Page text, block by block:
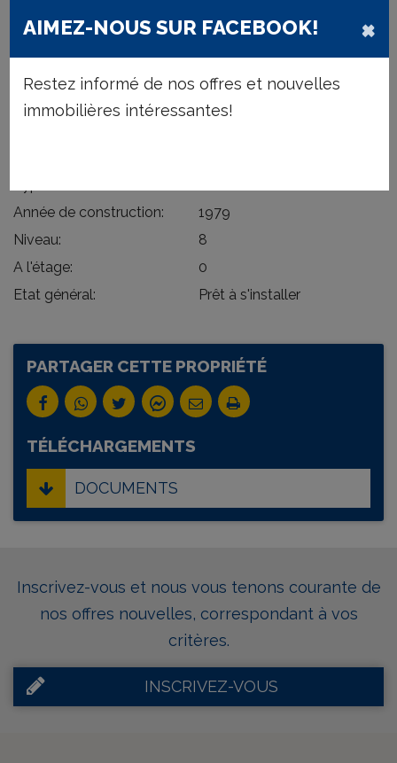
ouvert, Résidentiel, Bord de
Année de construction:
1979
Niveau:
8
A l'étage:
0
Etat général:
Prêt à s'installer
PARTAGER CETTE PROPRIÉTÉ
TÉLÉCHARGEMENTS
DOCUMENTS
Inscrivez-vous et nous vous tenons courante de
nos offres nouvelles, correspondant à vos
critères.
INSCRIVEZ-VOUS
×
AIMEZ-NOUS SUR FACEBOOK!
Restez informé de nos offres et nouvelles
immobilières intéressantes!